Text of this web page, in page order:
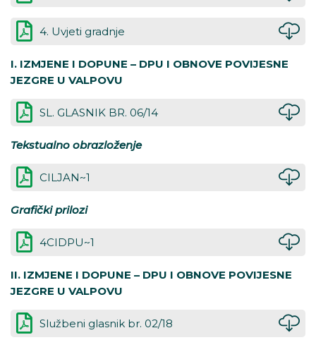
4. Uvjeti gradnje
I. IZMJENE I DOPUNE – DPU I OBNOVE POVIJESNE
JEZGRE U VALPOVU
SL. GLASNIK BR. 06/14
Tekstualno obrazloženje
CILJAN~1
Grafički prilozi
4CIDPU~1
II. IZMJENE I DOPUNE – DPU I OBNOVE POVIJESNE
JEZGRE U VALPOVU
Službeni glasnik br. 02/18